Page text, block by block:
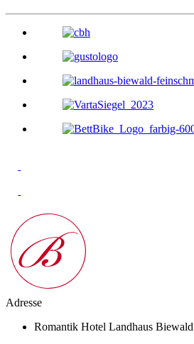
Adresse
Romantik Hotel Landhaus Biewald